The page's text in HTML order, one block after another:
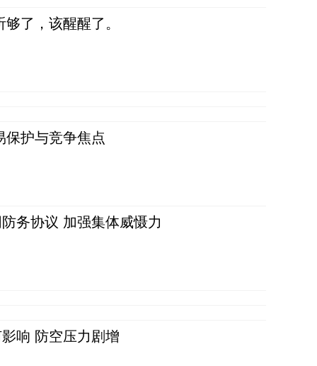
了，该醒醒了。
保护与竞争焦点
务协议 加强集体威慑力
响 防空压力剧增